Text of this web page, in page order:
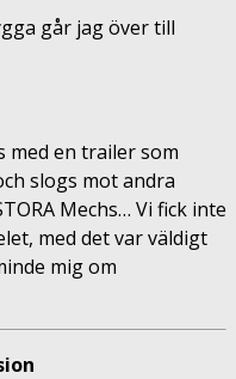
går jag över till
med en trailer som
slogs mot andra
Mechs… Vi fick inte
med det var väldigt
mig om